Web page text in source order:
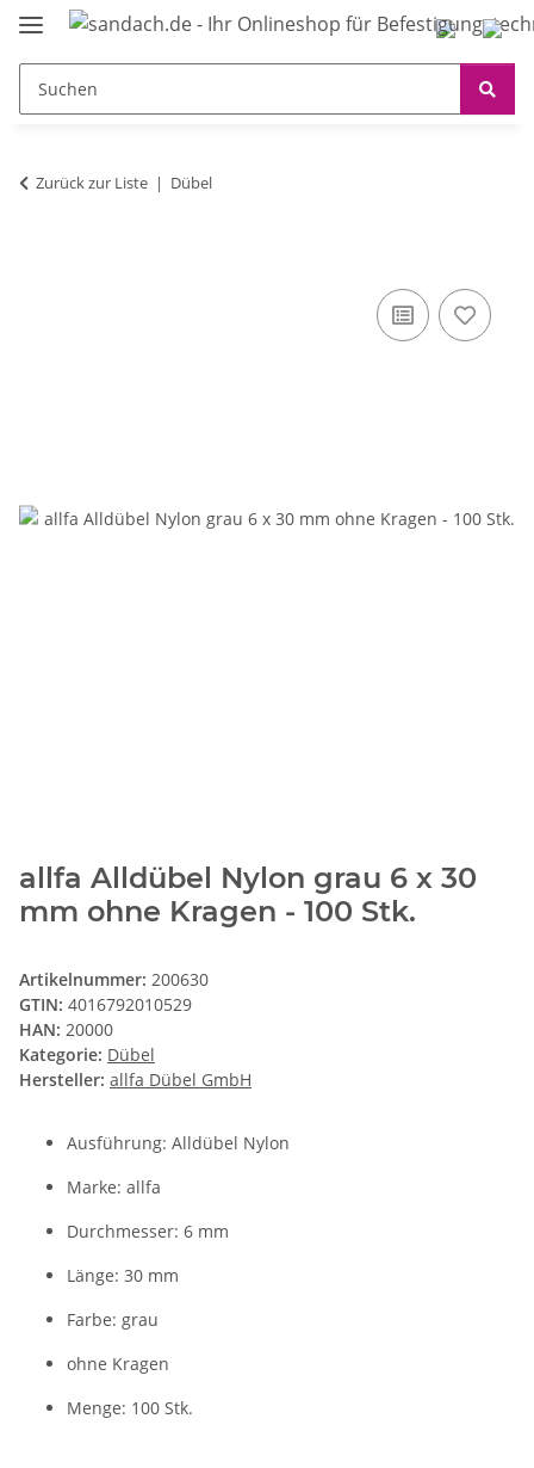
Zurück zur Liste Dübel
allfa Alldübel Nylon grau 6 x 30
mm ohne Kragen - 100 Stk.
Artikelnummer: 200630
GTIN: 4016792010529
HAN: 20000
Kategorie: Dübel
Hersteller: allfa Dübel GmbH
Ausführung: Alldübel Nylon
Marke: allfa
Durchmesser: 6 mm
Länge: 30 mm
Farbe: grau
ohne Kragen
Menge: 100 Stk.